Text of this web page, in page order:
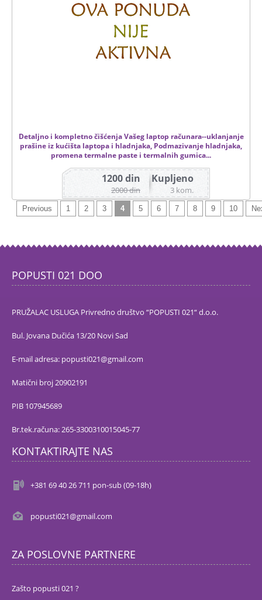
Detaljno i kompletno čišćenja Vašeg laptop računara--uklanjanje
prašine iz kućišta laptopa i hladnjaka, Podmazivanje hladnjaka,
promena termalne paste i termalnih gumica...
Kupljeno
3 kom.
1200 din
2000 din
Ukupan broj ponuda 196
Previous 1 2 3 4 5 6 7 8 9 10
POPUSTI 021 DOO
PRUŽALAC USLUGA Privredno društvo “POPUSTI 021“ d.o.o.
Bul. Jovana Dučića 13/20 Novi Sad
E-mail adresa: popusti021@gmail.com
Matični broj 20902191
PIB 107945689
Br.tek.računa: 265-3300310015045-77
KONTAKTIRAJTE NAS
+381 69 40 26 711 pon-sub (09-18h)
popusti021@gmail.com
ZA POSLOVNE PARTNERE
Zašto popusti 021 ?